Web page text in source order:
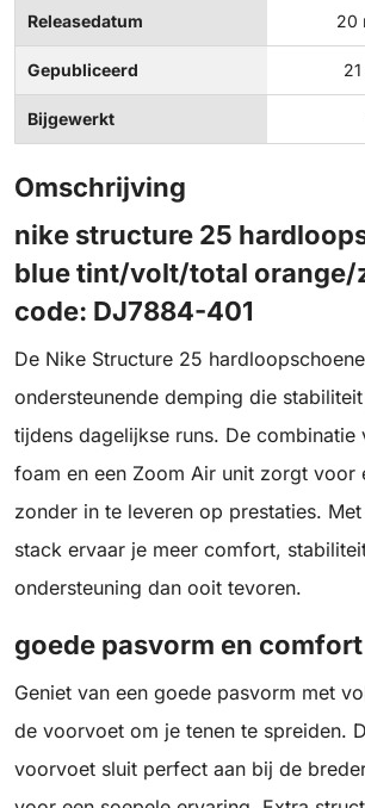
Releasedatum 20
Gepubliceerd
Bijgewerkt
Omschrijving
nike structure 25
blue tint/volt/total orange/
code: DJ7884-401
De Nike Structure 25
ondersteunende demping die
tijdens dagelijkse runs. De combinatie
foam en een Zoom Air unit zorgt voor
zonder in te leveren op prestaties.
stack ervaar je meer comfort,
ondersteuning dan ooit tevoren.
goede pasvorm en comfort
Geniet van een goede pasvorm met
de voorvoet om je tenen te spreiden.
voorvoet sluit perfect aan bij de